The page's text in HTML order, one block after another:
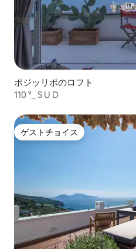
ポジッリポのロフト
110 °_ S U D
ゲストチョイス
ゲストチョイス